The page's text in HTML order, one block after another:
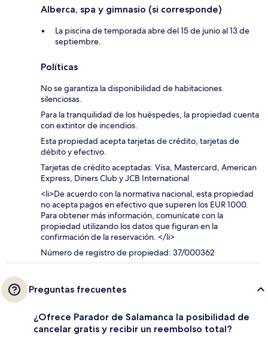
Alberca, spa y gimnasio (si corresponde)
La piscina de temporada abre del 15 de junio al 13 de
septiembre.
Políticas
No se garantiza la disponibilidad de habitaciones
silenciosas.
Para la tranquilidad de los huéspedes, la propiedad cuenta
con extintor de incendios.
Esta propiedad acepta tarjetas de crédito, tarjetas de
débito y efectivo.
Tarjetas de crédito aceptadas: Visa, Mastercard, American
Express, Diners Club y JCB International
<li>De acuerdo con la normativa nacional, esta propiedad
no acepta pagos en efectivo que superen los EUR 1000.
Para obtener más información, comunícate con la
propiedad utilizando los datos que figuran en la
confirmación de la reservación. </li>
Número de registro de propiedad: 37/000362
Preguntas frecuentes
¿Ofrece Parador de Salamanca la posibilidad de
cancelar gratis y recibir un reembolso total?